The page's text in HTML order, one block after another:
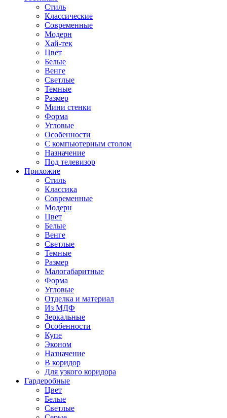
Стиль
Классические
Современные
Модерн
Хай-тек
Цвет
Белые
Венге
Светлые
Темные
Размер
Мини стенки
Форма
Угловые
Особенности
С компьютерным столом
Назначение
Под телевизор
Прихожие
Стиль
Классика
Современные
Модерн
Цвет
Белые
Венге
Светлые
Темные
Размер
Малогабаритные
Форма
Угловые
Отделка и материал
Из МДФ
Зеркальные
Особенности
Купе
Эконом
Назначение
В коридор
Для узкого коридора
Гардеробные
Цвет
Белые
Светлые